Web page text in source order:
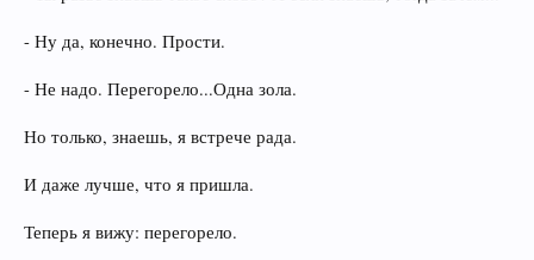
- Ну да, конечно. Прости.
- Не надо. Перегорело...Одна зола.
Но только, знаешь, я встрече рада.
И даже лучше, что я пришла.
Теперь я вижу: перегорело.